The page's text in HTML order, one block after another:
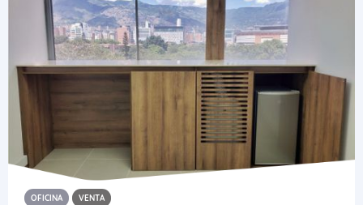
OFICINA VENTA